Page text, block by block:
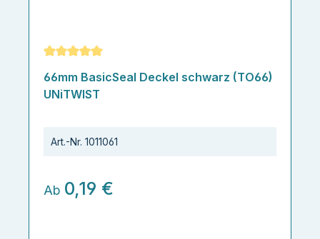
Durchschnittliche Bewertung von 5 von 5 Sternen
66mm BasicSeal Deckel schwarz (TO66)
UNiTWIST
Art.-Nr. 1011061
Ab 0,19 €